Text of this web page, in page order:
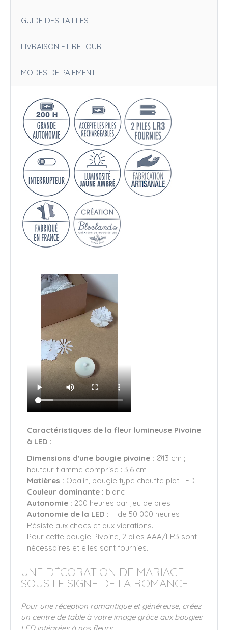
GUIDE DES TAILLES
LIVRAISON ET RETOUR
MODES DE PAIEMENT
Caractéristiques de la fleur lumineuse Pivoine
à LED :
Dimensions d'une bougie pivoine : Ø13 cm ;
hauteur flamme comprise : 3,6 cm
Matières : Opalin, bougie type chauffe plat LED
Couleur dominante : blanc
Autonomie : 200 heures par jeu de piles
Autonomie de la LED : + de 50 000 heures
Résiste aux chocs et aux vibrations.
Pour cette bougie Pivoine, 2 piles AAA/LR3 sont
nécessaires et elles sont fournies.
UNE DÉCORATION DE MARIAGE
SOUS LE SIGNE DE LA ROMANCE
Pour une réception romantique et généreuse, créez
un centre de table à votre image grâce aux bougies